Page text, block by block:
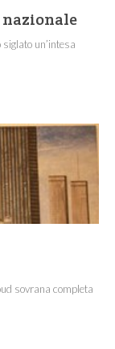
un’intesa
sovrana completa